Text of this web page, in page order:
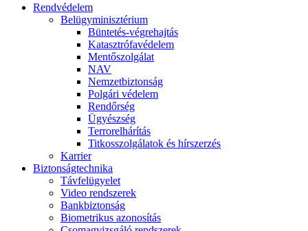
Rendvédelem
Belügyminisztérium
Büntetés-végrehajtás
Katasztrófavédelem
Mentőszolgálat
NAV
Nemzetbiztonság
Polgári védelem
Rendőrség
Ügyészség
Terrorelhárítás
Titkosszolgálatok és hírszerzés
Karrier
Biztonságtechnika
Távfelügyelet
Video rendszerek
Bankbiztonság
Biometrikus azonosítás